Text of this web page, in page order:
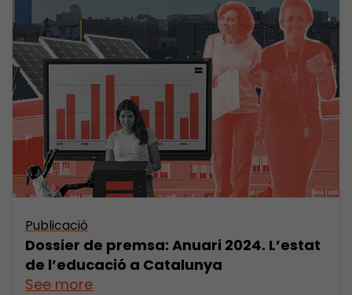
Publicació
Dossier de premsa: Anuari 2024. L’estat
de l’educació a Catalunya
See more